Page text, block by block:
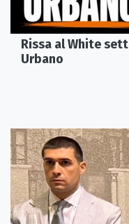
Rissa al White
Urbano